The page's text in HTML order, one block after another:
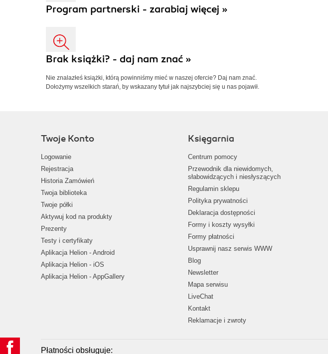
Program partnerski - zarabiaj więcej »
Brak książki? - daj nam znać »
Nie znalazłeś książki, którą powinniśmy mieć w naszej ofercie? Daj nam znać.
Dołożymy wszelkich starań, by wskazany tytuł jak najszybciej się u nas pojawił.
Twoje Konto
Logowanie
Rejestracja
Historia Zamówień
Twoja biblioteka
Twoje półki
Aktywuj kod na produkty
Prezenty
Testy i certyfikaty
Aplikacja Helion - Android
Aplikacja Helion - iOS
Aplikacja Helion - AppGallery
Księgarnia
Centrum pomocy
Przewodnik dla niewidomych,
słabowidzących i niesłyszących
Regulamin sklepu
Polityka prywatności
Deklaracja dostępności
Formy i koszty wysyłki
Formy płatności
Usprawnij nasz serwis WWW
Blog
Newsletter
Mapa serwisu
LiveChat
Kontakt
Reklamacje i zwroty
Płatności obsługuje: